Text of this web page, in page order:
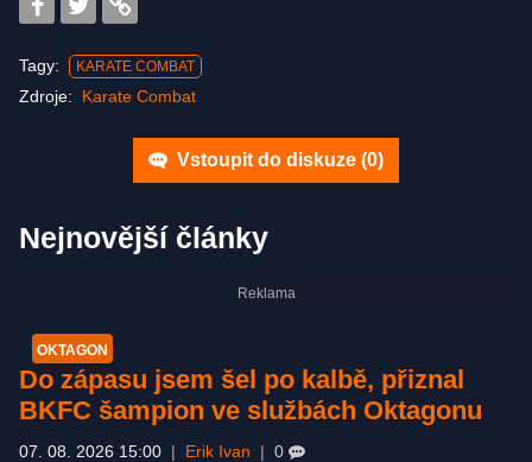
Tagy: KARATE COMBAT
Zdroje: Karate Combat
Vstoupit do diskuze (0)
Nejnovější články
OKTAGON
Do zápasu jsem šel po kalbě, přiznal
BKFC šampion ve službách Oktagonu
07. 08. 2026 15:00 Erik Ivan 0